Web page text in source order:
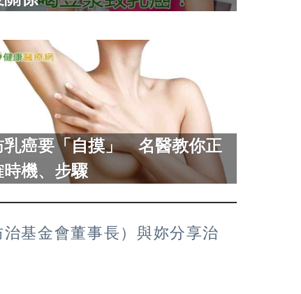
乳癌要「自摸」 名醫教你正
時機、步驟
基金會董事長）與妳分享治